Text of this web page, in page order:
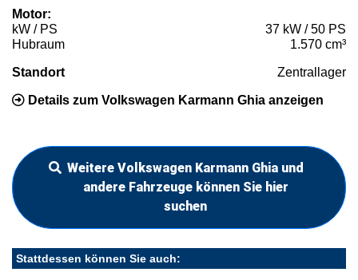
Motor:
kW / PS
37 kW / 50 PS
Hubraum
1.570 cm³
Standort Zentrallager
Details zum Volkswagen Karmann Ghia anzeigen
Weitere Volkswagen Karmann Ghia und
andere Fahrzeuge können Sie hier
suchen
Stattdessen können Sie auch: